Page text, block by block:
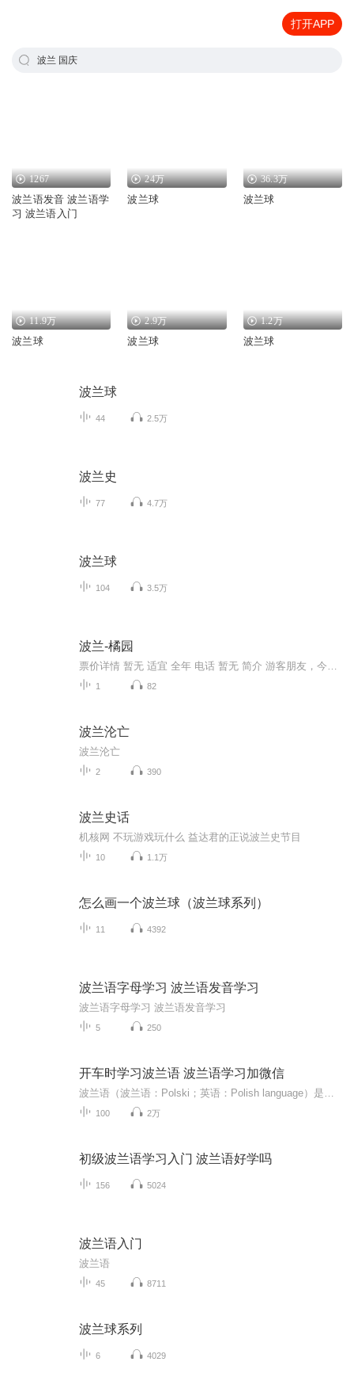
打开APP
波兰 国庆
1267
波兰语发音 波兰语学
习 波兰语入门
24万
波兰球
36.3万
波兰球
11.9万
波兰球
2.9万
波兰球
1.2万
波兰球
波兰球
44 2.5万
波兰史
77 4.7万
波兰球
104 3.5万
波兰-橘园
1 82
波兰沦亡
波兰沦亡
2 390
波兰史话
机核网 不玩游戏玩什么 益达君的正说波兰史节目
10 1.1万
怎么画一个波兰球（波兰球系列）
11 4392
波兰语字母学习 波兰语发音学习
波兰语字母学习 波兰语发音学习
5 250
开车时学习波兰语 波兰语学习加微信
100 2万
初级波兰语学习入门 波兰语好学吗
156 5024
波兰语入门
波兰语
45 8711
波兰球系列
6 4029